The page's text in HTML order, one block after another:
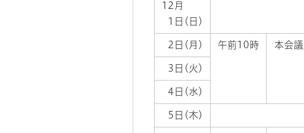
12月
1日(日)
2日(月) 午前10時 本会議
3日(火)
4日(水)
5日(木)